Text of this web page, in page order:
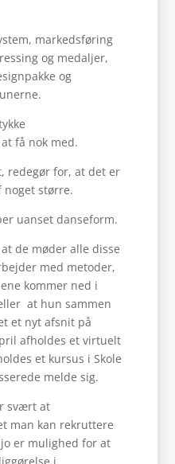
markedsføring
og medaljer,
og
få nok med.
redegør for, at det er
noget større.
uanset danseform.
de møder alle disse
med metoder,
kommer ned i
at hun sammen
et nyt afsnit på
afholdes et virtuelt
et kursus i Skole
melde sig.
svært at
man kan rekruttere
er mulighed for at